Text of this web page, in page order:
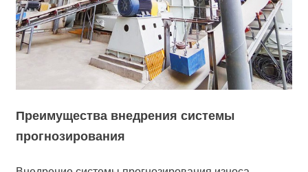
Преимущества внедрения системы
прогнозирования